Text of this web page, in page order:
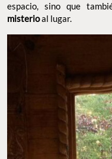
espacio, sino que
misterioal lugar.